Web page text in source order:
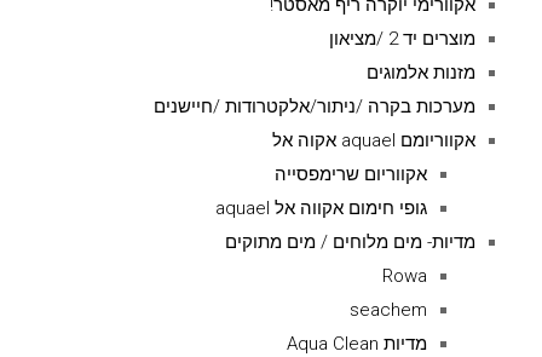
אקוורימי יוקרה ריף מאסטר!
מוצרים יד 2 /מציאון
מזנות אלמוגים
מערכות בקרה /ניתור/אלקטרודות /חיישנים
אקווריומם aquael אקוה אל
אקווריום שרימפסייה
גופי חימום אקווה אל aquael
מדיות- מים מלוחים / מים מתוקים
Rowa
seachem
מדיות Aqua Clean